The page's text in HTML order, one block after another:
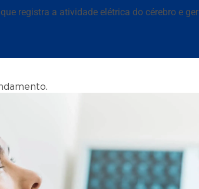
registra a atividade elétrica do cérebro e